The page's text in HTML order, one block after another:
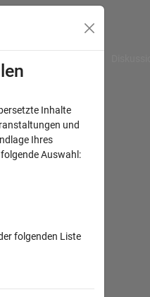
Inhalte
und
Ihres
Auswahl:
folgenden Liste